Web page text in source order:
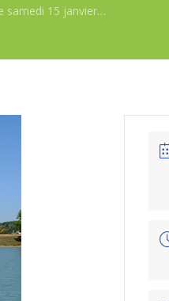
samedi 15 janvier…